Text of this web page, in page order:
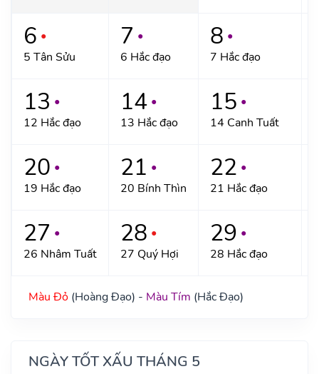
6 ●
5 Tân Sửu
7 ●
6 Hắc đạo
8 ●
7 Hắc đạo
13 ●
12 Hắc đạo
14 ●
13 Hắc đạo
15 ●
14 Canh Tuất
20 ●
19 Hắc đạo
21 ●
20 Bính Thìn
22 ●
21 Hắc đạo
27 ●
26 Nhâm Tuất
28 ●
27 Quý Hợi
29 ●
28 Hắc đạo
Màu Đỏ (Hoàng Đạo) - Màu Tím (Hắc Đạo)
NGÀY TỐT XẤU THÁNG 5